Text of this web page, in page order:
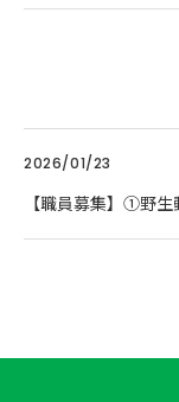
2026/01/23
【職員募集】①野